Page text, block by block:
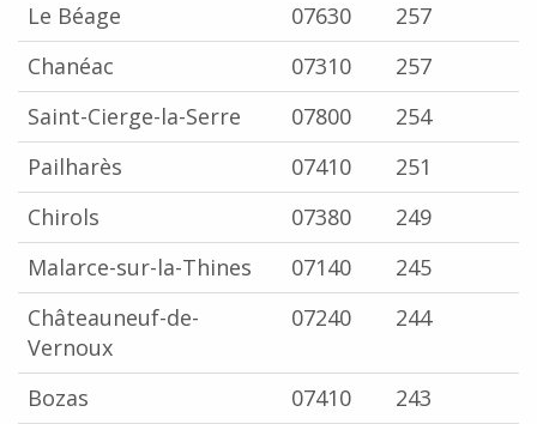
Le Béage
07630
257
Chanéac
07310
257
Saint-Cierge-la-Serre
07800
254
Pailharès
07410
251
Chirols
07380
249
Malarce-sur-la-Thines
07140
245
Châteauneuf-de-
Vernoux
07240 244
Bozas 07410
243